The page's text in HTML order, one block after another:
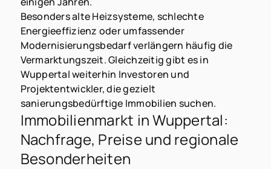
Besonders alte Heizsysteme, schlechte
Energieeffizienz oder umfassender
Modernisierungsbedarf verlängern häufig die
Vermarktungszeit. Gleichzeitig gibt es in
Wuppertal weiterhin Investoren und
Projektentwickler, die gezielt
sanierungsbedürftige Immobilien suchen.
Immobilienmarkt in Wuppertal:
Nachfrage, Preise und regionale
Besonderheiten